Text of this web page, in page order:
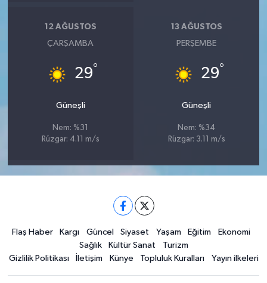
12 AĞUSTOS
ÇARŞAMBA
29°
Güneşli
Nem: %31
Rüzgar: 4.11 m/s
13 AĞUSTOS
PERŞEMBE
29°
Güneşli
Nem: %34
Rüzgar: 3.11 m/s
Flaş Haber Kargı Güncel Siyaset Yaşam Eğitim
Ekonomi
Sağlık
Kültür Sanat
Turizm
Gizlilik Politikası
İletişim Künye Topluluk Kuralları Yayın ilkeleri